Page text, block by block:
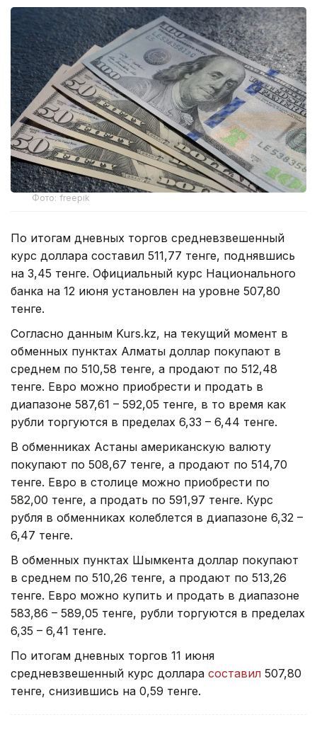
Фото: freepik
По итогам дневных торгов средневзвешенный
курс доллара составил 511,77 тенге, поднявшись
на 3,45 тенге. Официальный курс Национального
банка на 12 июня установлен на уровне 507,80
тенге.
Согласно данным Kurs.kz, на текущий момент в
обменных пунктах Алматы доллар покупают в
среднем по 510,58 тенге, а продают по 512,48
тенге. Евро можно приобрести и продать в
диапазоне 587,61 – 592,05 тенге, в то время как
рубли торгуются в пределах 6,33 – 6,44 тенге.
В обменниках Астаны американскую валюту
покупают по 508,67 тенге, а продают по 514,70
тенге. Евро в столице можно приобрести по
582,00 тенге, а продать по 591,97 тенге. Курс
рубля в обменниках колеблется в диапазоне 6,32 –
6,47 тенге.
В обменных пунктах Шымкента доллар покупают
в среднем по 510,26 тенге, а продают по 513,26
тенге. Евро можно купить и продать в диапазоне
583,86 – 589,05 тенге, рубли торгуются в пределах
6,35 – 6,41 тенге.
По итогам дневных торгов 11 июня
средневзвешенный курс доллара составил 507,80
тенге, снизившись на 0,59 тенге.